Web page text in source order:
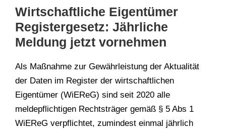
Wirtschaftliche Eigentümer
Registergesetz: Jährliche
Meldung jetzt vornehmen
Als Maßnahme zur Gewährleistung der Aktualität
der Daten im Register der wirtschaftlichen
Eigentümer (WiEReG) sind seit 2020 alle
meldepflichtigen Rechtsträger gemäß § 5 Abs 1
WiEReG verpflichtet, zumindest einmal jährlich